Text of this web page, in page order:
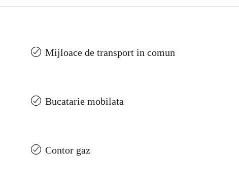
Mijloace de transport in comun
Bucatarie mobilata
Contor gaz